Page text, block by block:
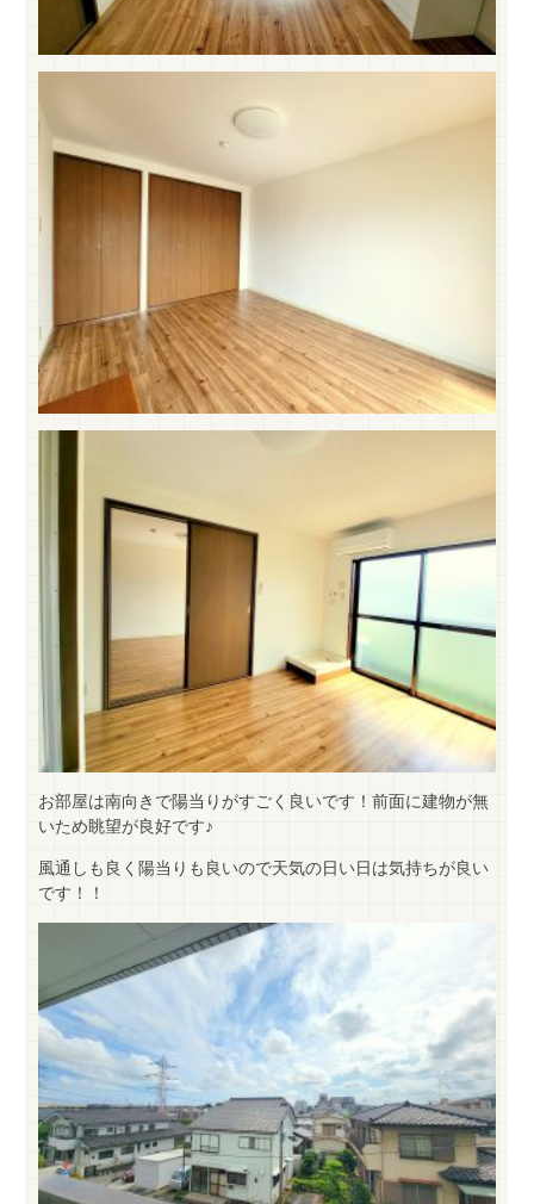
お部屋は南向きで陽当りがすごく良いです！前面に建物が無
いため眺望が良好です♪
風通しも良く陽当りも良いので天気の日い日は気持ちが良い
です！！